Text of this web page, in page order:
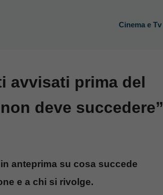
Cinema e Tv
avvisati prima del
deve succedere”
anteprima su cosa succede
e a chi si rivolge.